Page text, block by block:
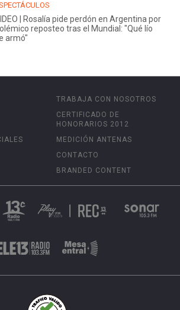
| Rosalía pide perdón en Argentina por
reposteo tras el Mundial: "Qué lío
armó"
TRABAJA CON NOSOTROS
CERTIFICADO DE
HONORARIOS 2012
MEDICIÓN ANTENAS
CONTACTO
BRANDED CONTENT